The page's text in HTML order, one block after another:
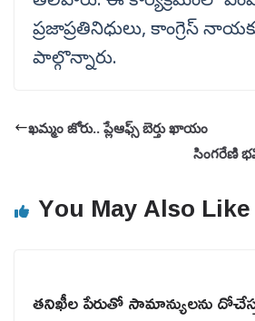
ప్రజాప్రతినిధులు, కాంగ్రెస్
పాల్గొన్నారు.
ఖమ్మం జోరు.. ప్లేఆఫ్స్ బెర్తు ఖాయం
సింగరేణి
You May Also Like
తనిఖీల పేరుతో సామాన్యులను